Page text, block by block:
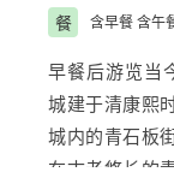
美食盛宴.
第一，被称为“
底，张家界的
费35元）和峡
和南方红旗渠
溪泉众多，满
餐
含早餐 含午
早餐后游览当
城建于清康熙
城内的青石板